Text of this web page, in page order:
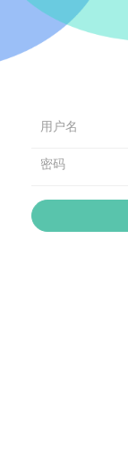
用户名
密码